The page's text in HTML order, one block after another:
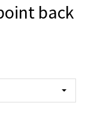
back